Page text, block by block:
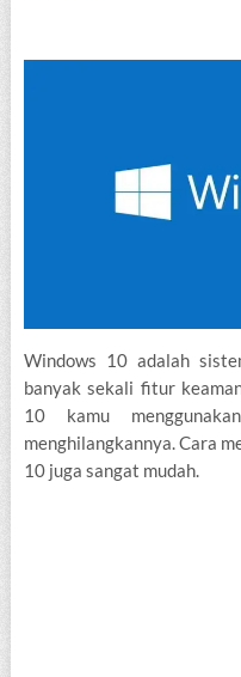
Windows 10 adalah
banyak sekali fitur
10 kamu
menghilangkannya. Cara
10 juga sangat mudah.